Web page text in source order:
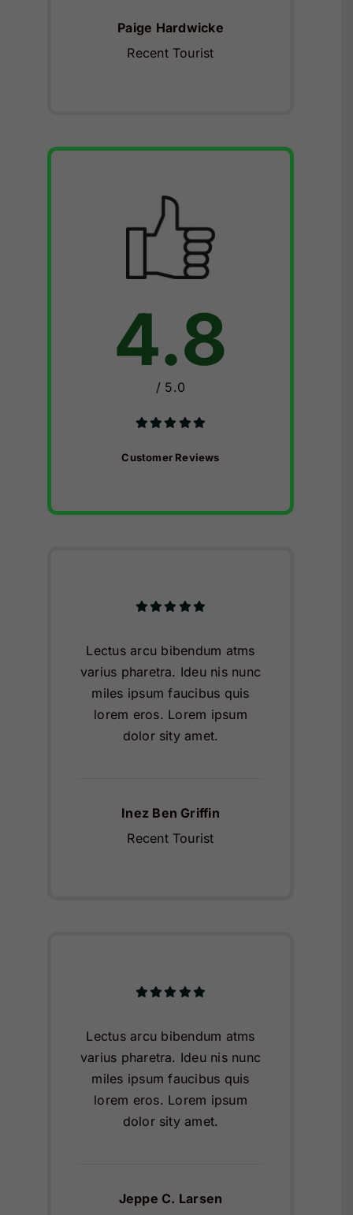
Paige Hardwicke
Recent Tourist
4.8
/ 5.0
Customer Reviews
Lectus arcu bibendum atms
varius pharetra. Ideu nis nunc
miles ipsum faucibus quis
lorem eros. Lorem ipsum
dolor sity amet.
Inez Ben Griffin
Recent Tourist
Lectus arcu bibendum atms
varius pharetra. Ideu nis nunc
miles ipsum faucibus quis
lorem eros. Lorem ipsum
dolor sity amet.
Jeppe C. Larsen